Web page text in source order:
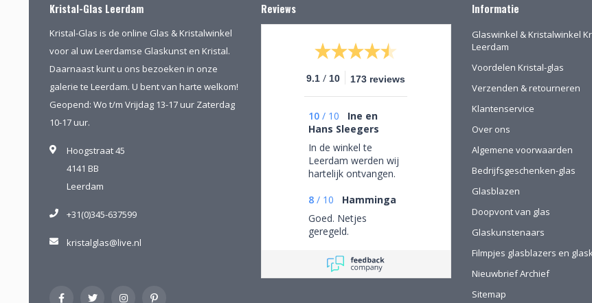
Kristal-Glas Leerdam
Kristal-Glas is de online Glas & Kristalwinkel
voor al uw Leerdamse Glaskunst en Kristal.
Daarnaast kunt u ons bezoeken in onze
galerie te Leerdam. U bent van harte welkom!
Geopend: Wo t/m Vrijdag 13-17 uur Zaterdag
10-17 uur.
Hoogstraat 45
4141 BB
Leerdam
+31(0)345-637599
kristalglas@live.nl
Reviews
9.1 / 10 173 reviews
10 / 10
Ine en
Hans Sleegers
In de winkel te
Leerdam werden wij
hartelijk ontvangen.
rondkijken om alle
aanwezige pracht te
bewonderen en
mede op advies tot
komen. Omdat we
van ver kwamen
8 / 10
Hamminga
Goed. Netjes
geregeld.
Informatie
Glaswinkel & Kristalwinkel
Leerdam
Voordelen Kristal-glas
Verzenden & retourneren
Klantenservice
Over ons
Algemene voorwaarden
Bedrijfsgeschenken-glas
Glasblazen
Doopvont van glas
Glaskunstenaars
Filmpjes glasblazers en
Nieuwbrief Archief
Sitemap